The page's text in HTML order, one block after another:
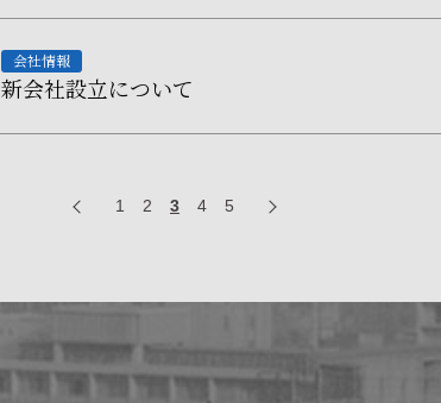
会社情報
新会社設立について
前へ
1 2 3 4 5